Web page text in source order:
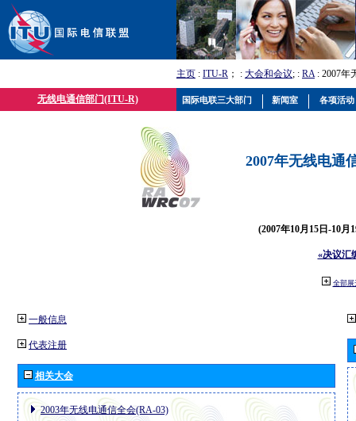
主页 : ITU-R ； : 大会和会议; : RA: 2007年
无线电通信部门(ITU-R)
2007年无线电通
(2007年10月15日-10月
«决议汇
全部展
一般信息
代表注册
相关大会
2003年无线电通信全会(RA-03)
国际电联三大部门 新闻室 各项活动